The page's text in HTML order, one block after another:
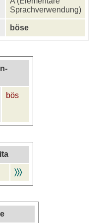
Sprachverwendung)
böse
bös
〉〉〉